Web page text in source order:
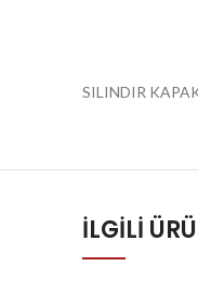
SILINDIR
İLGILI